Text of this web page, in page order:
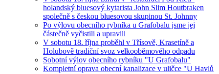
holandský bluesový kytarista John Slim Houtbraken
společně s českou bluesovou skupinou St. Johnny
Po výlovu obecního rybníka u Grafobalu jsme jej
částečně vyčistili a upravili
V sobotu 18. října proběhl v Třísově, Krasetíně a
Holubově tradiční svoz velkooběmového odpadu
Sobotní výlov obecního rybníku "U Grafobalu"
Kompletní oprava obecní kanalizace v uličce "U Havlů